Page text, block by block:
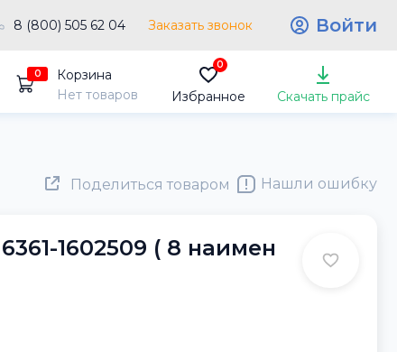
8 (800) 505 62 04 Заказать звонок Войти
0
Корзина
Нет товаров
0
Избранное Скачать прайс
Поделиться товаром Нашли ошибку
1602509 ( 8 наимен